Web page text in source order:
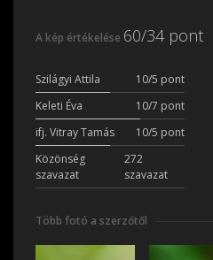
A kép értékelése 60/34 pont
Szilágyi Attila 10/5 pont
Keleti Éva
10/7 pont
ifj. Vitray Tamás
10/5 pont
Közönség
szavazat
272
szavazat
Több fotó a szerzőtől